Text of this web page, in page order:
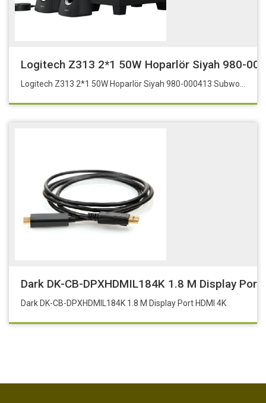
Logitech Z313 2*1 50W Hoparlör Siyah 980-
Dark DK-CB-DPXHDMIL184K 1.8 M Display Port
Dark DK-CB-DPXHDMIL184K 1.8 M Display Port HDMI 4K